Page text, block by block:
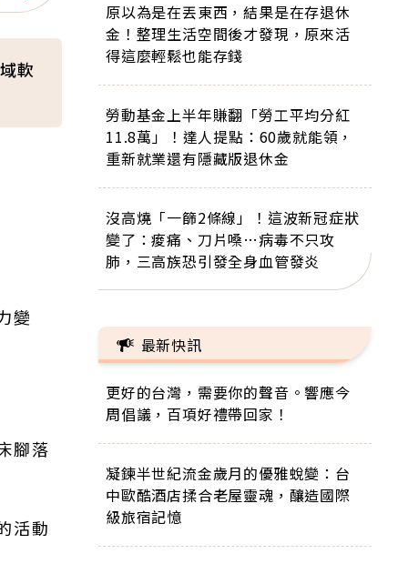
軟
變
腳落
活動
原以為是在丟東西，結果是在存退休
金！整理生活空間後才發現，原來活
得這麼輕鬆也能存錢
勞動基金上半年賺翻「勞工平均分紅
11.8萬」！達人提點：60歲就能領，
重新就業還有隱藏版退休金
沒高燒「一篩2條線」！這波新冠症狀
變了：痠痛、刀片嗓…病毒不只攻
肺，三高族恐引發全身血管發炎
最新快訊
更好的台灣，需要你的聲音。響應今
周倡議，百項好禮帶回家！
凝鍊半世紀流金歲月的優雅蛻變：台
中歐酷酒店揉合老屋靈魂，釀造國際
級旅宿記憶